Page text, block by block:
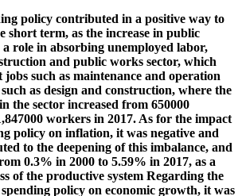
policy contributed in a positive way to
short term, as the increase in public
role in absorbing unemployed labor,
and public works sector, which
such as maintenance and operation
as design and construction, where the
the sector increased from 650000
workers in 2017. As for the impact
policy on inflation, it was negative and
to the deepening of this imbalance, and
0.3% in 2000 to 5.59% in 2017, as a
of the productive system Regarding the
policy on economic growth, it was